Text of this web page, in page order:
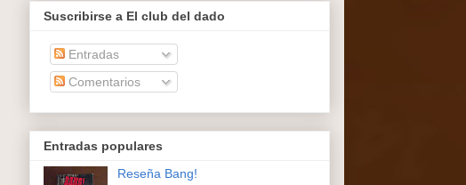
Suscribirse a El club del dado
Entradas
Comentarios
Entradas populares
Reseña Bang!